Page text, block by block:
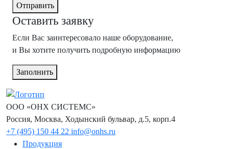
Отправить
Оставить заявку
Если Вас заинтересовало наше оборудование,
и Вы хотите получить подробную информацию
Заполнить
ООО «ОНХ СИСТЕМС»
Россия, Москва, Ходынский бульвар, д.5, корп.4
+7 (495) 150 44 22 info@onhs.ru
Продукция